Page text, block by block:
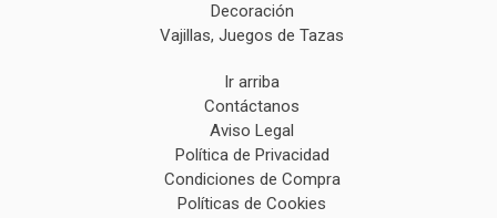
Decoración
Vajillas, Juegos de Tazas
Ir arriba
Contáctanos
Aviso Legal
Política de Privacidad
Condiciones de Compra
Políticas de Cookies